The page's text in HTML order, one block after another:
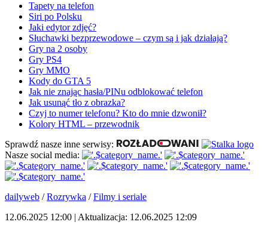
Tapety na telefon
Siri po Polsku
Jaki edytor zdjęć?
Słuchawki bezprzewodowe – czym są i jak działają?
Gry na 2 osoby
Gry PS4
Gry MMO
Kody do GTA 5
Jak nie znając hasła/PINu odblokować telefon
Jak usunąć tło z obrazka?
Czyj to numer telefonu? Kto do mnie dzwonił?
Kolory HTML – przewodnik
Sprawdź nasze inne serwisy:
Nasze social media:
dailyweb /Rozrywka /Filmy i seriale
12.06.2025 12:00 | Aktualizacja: 12.06.2025 12:09